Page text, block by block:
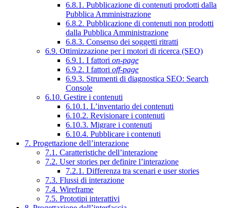
6.8.1. Pubblicazione di contenuti prodotti dalla
Pubblica Amministrazione
6.8.2. Pubblicazione di contenuti non prodotti
dalla Pubblica Amministrazione
6.8.3. Consenso dei soggetti ritratti
6.9. Ottimizzazione per i motori di ricerca (SEO)
6.9.1. I fattori on-page
6.9.2. I fattori off-page
6.9.3. Strumenti di diagnostica SEO: Search
Console
6.10. Gestire i contenuti
6.10.1. L’inventario dei contenuti
6.10.2. Revisionare i contenuti
6.10.3. Migrare i contenuti
6.10.4. Pubblicare i contenuti
7. Progettazione dell’interazione
7.1. Caratteristiche dell’interazione
7.2. User stories per definire l’interazione
7.2.1. Differenza tra scenari e user stories
7.3. Flussi di interazione
7.4. Wireframe
7.5. Prototipi interattivi